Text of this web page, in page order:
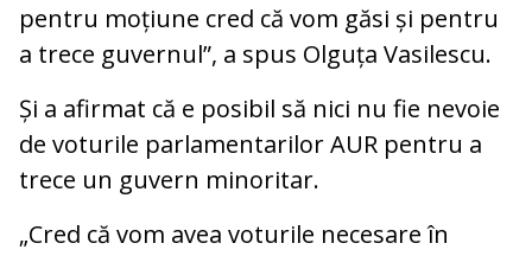
pentru moțiune cred că vom găsi și pentru
a trece guvernul”, a spus Olguța Vasilescu.
Și a afirmat că e posibil să nici nu fie nevoie
de voturile parlamentarilor AUR pentru a
trece un guvern minoritar.
„Cred că vom avea voturile necesare în